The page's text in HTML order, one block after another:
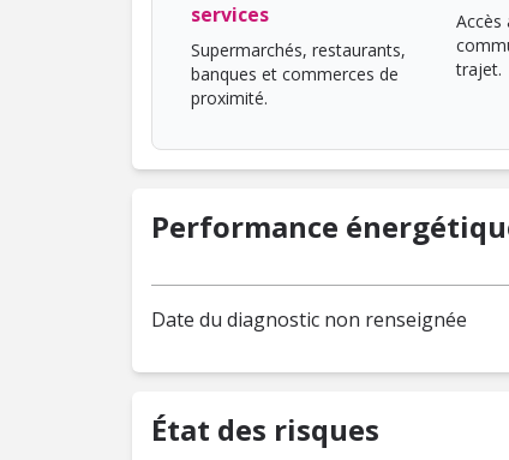
services
Supermarchés, restaurants,
banques et commerces de
proximité.
Accès
trajet.
Performance
Date du diagnostic non renseignée
État des risques